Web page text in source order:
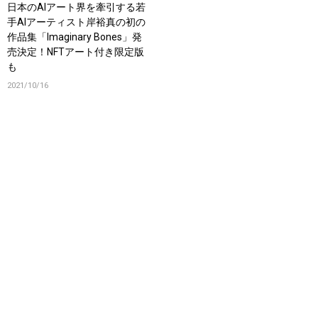
日本のAIアート界を牽引する若
手AIアーティスト岸裕真の初の
作品集「Imaginary Bones」発
売決定！NFTアート付き限定版
も
2021/10/16